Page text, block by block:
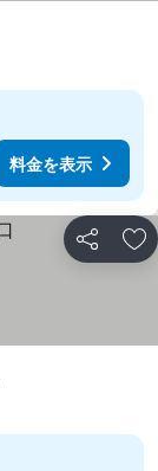
料金を表示
シェア お